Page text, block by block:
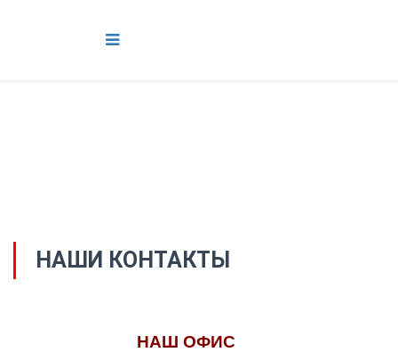
НАШИ КОНТАКТЫ
НАШ ОФИС